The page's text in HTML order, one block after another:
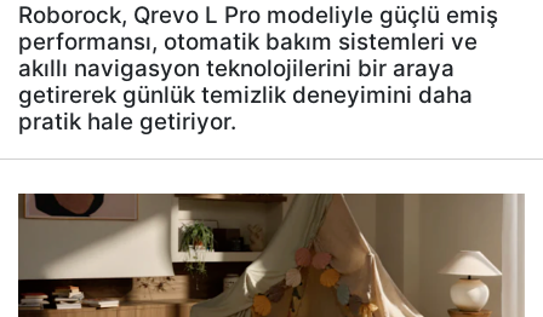
Roborock, Qrevo L Pro modeliyle güçlü emiş
performansı, otomatik bakım sistemleri ve
akıllı navigasyon teknolojilerini bir araya
getirerek günlük temizlik deneyimini daha
pratik hale getiriyor.